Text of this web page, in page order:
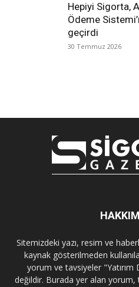
Hepiyi Sigorta,
Ödeme
geçirdi
30 Temmuz 2026
Sitemizdeki yazı, resim ve
kaynak gösterilmeden
yorum ve tavsiyeler "Yatırım
değildir. Burada yer alan